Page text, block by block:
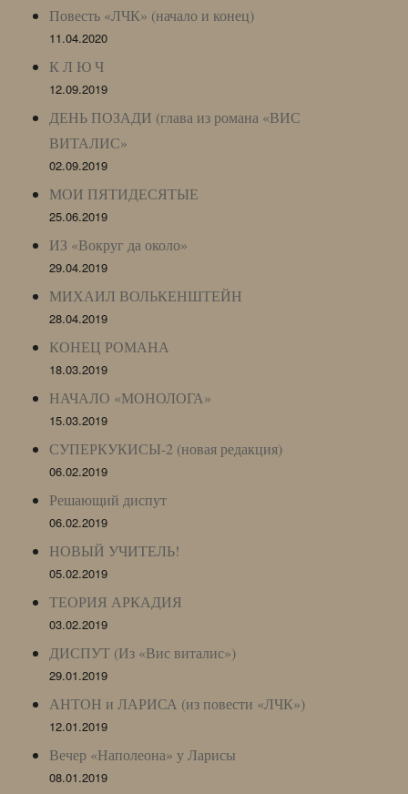
Повесть «ЛЧК» (начало и конец)
11.04.2020
К Л Ю Ч
12.09.2019
ДЕНЬ ПОЗАДИ (глава из романа «ВИС
ВИТАЛИС»
02.09.2019
МОИ ПЯТИДЕСЯТЫЕ
25.06.2019
ИЗ «Вокруг да около»
29.04.2019
МИХАИЛ ВОЛЬКЕНШТЕЙН
28.04.2019
КОНЕЦ РОМАНА
18.03.2019
НАЧАЛО «МОНОЛОГА»
15.03.2019
СУПЕРКУКИСЫ-2 (новая редакция)
06.02.2019
Решающий диспут
06.02.2019
НОВЫЙ УЧИТЕЛЬ!
05.02.2019
ТЕОРИЯ АРКАДИЯ
03.02.2019
ДИСПУТ (Из «Вис виталис»)
29.01.2019
АНТОН и ЛАРИСА (из повести «ЛЧК»)
12.01.2019
Вечер «Наполеона» у Ларисы
08.01.2019